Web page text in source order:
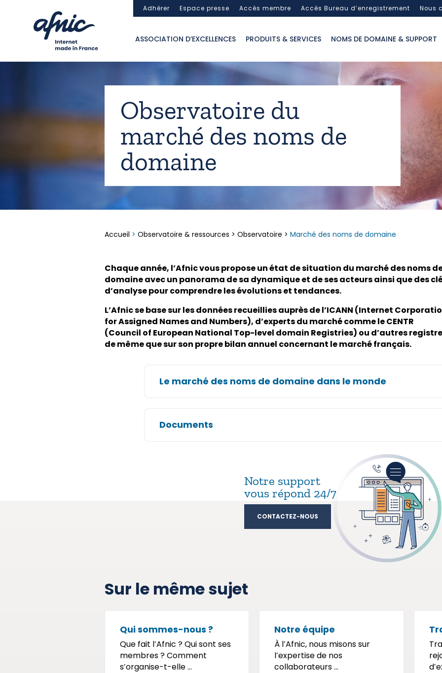
Adhérer Espace presse Accès membre Accès Bureau d’enregistrement Nous
ASSOCIATION D’EXCELLENCES PRODUITS & SERVICES NOMS DE DOMAINE & SUPPORT
Observatoire du
marché des noms de
domaine
Accueil > Observatoire & ressources > Observatoire > Marché des noms de domaine
Chaque année, l’Afnic vous propose un état de situation du marché des noms
domaine avec un panorama de sa dynamique et de ses acteurs ainsi que des
d’analyse pour comprendre les évolutions et tendances.
L’Afnic se base sur les données recueillies auprès de l’ICANN (Internet
for Assigned Names and Numbers), d’experts du marché comme le CENTR
(Council of European National Top-level domain Registries) ou d’autres
de même que sur son propre bilan annuel concernant le marché français.
Le marché des noms de domaine dans le monde
Documents
Notre support
vous répond 24/7
CONTACTEZ-NOUS
Sur le même sujet
Qui sommes-nous ?
Que fait l’Afnic ? Qui sont ses
membres ? Comment
s’organise-t-elle ...
Notre équipe
À l’Afnic, nous misons sur
l’expertise de nos
collaborateurs ...